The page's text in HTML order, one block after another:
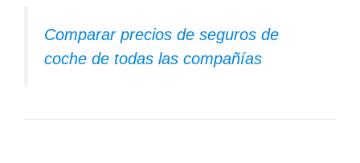
Comparar precios de seguros de
coche de todas las compañías